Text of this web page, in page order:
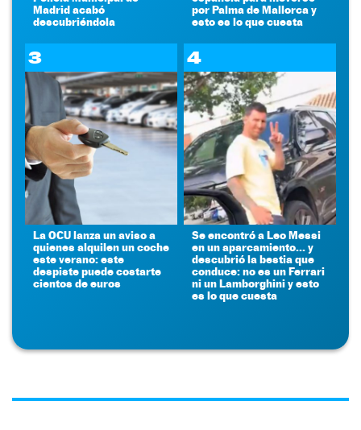
Madrid acabó
descubriéndola
por Palma de Mallorca y
esto es lo que cuesta
3
La OCU lanza un aviso a
quienes alquilen un coche
este verano: este
despiste puede costarte
cientos de euros
4
Se encontró a Leo Messi
en un aparcamiento... y
descubrió la bestia que
conduce: no es un Ferrari
ni un Lamborghini y esto
es lo que cuesta